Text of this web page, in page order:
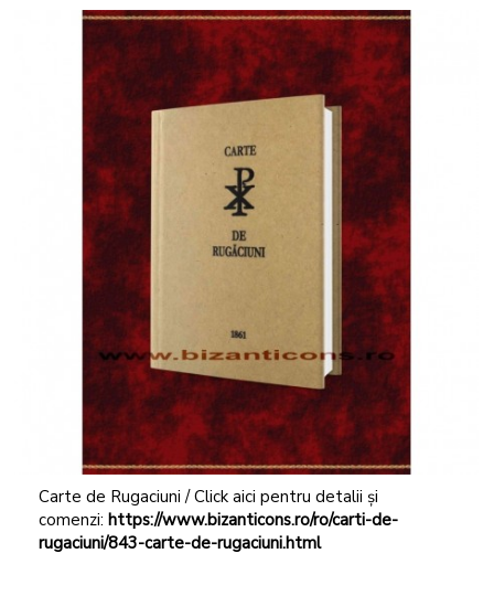
Carte de Rugaciuni / Click aici pentru detalii și
comenzi: https://www.bizanticons.ro/ro/carti-de-
rugaciuni/843-carte-de-rugaciuni.html